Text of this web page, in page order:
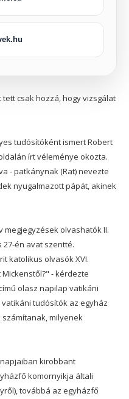
csak hozzá, hogy vizsgálat
tudósítóként ismert Robert
írt véleménye okozta.
- patkánynak (Rat) nevezte
nyugalmazott pápát, akinek
megjegyzések olvashatók II.
27-én avat szentté.
katolikus olvasók XVI.
- kérdezte
olasz napilap vatikáni
tudósítók az egyház
milyenek
kirobbant
komornyikja általi
továbbá az egyházfő